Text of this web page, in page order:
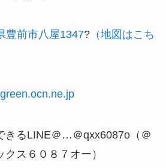
豊前市八屋1347?（地図はこち
きるLINE＠…＠qxx6087o（＠
ス６０８７オー）